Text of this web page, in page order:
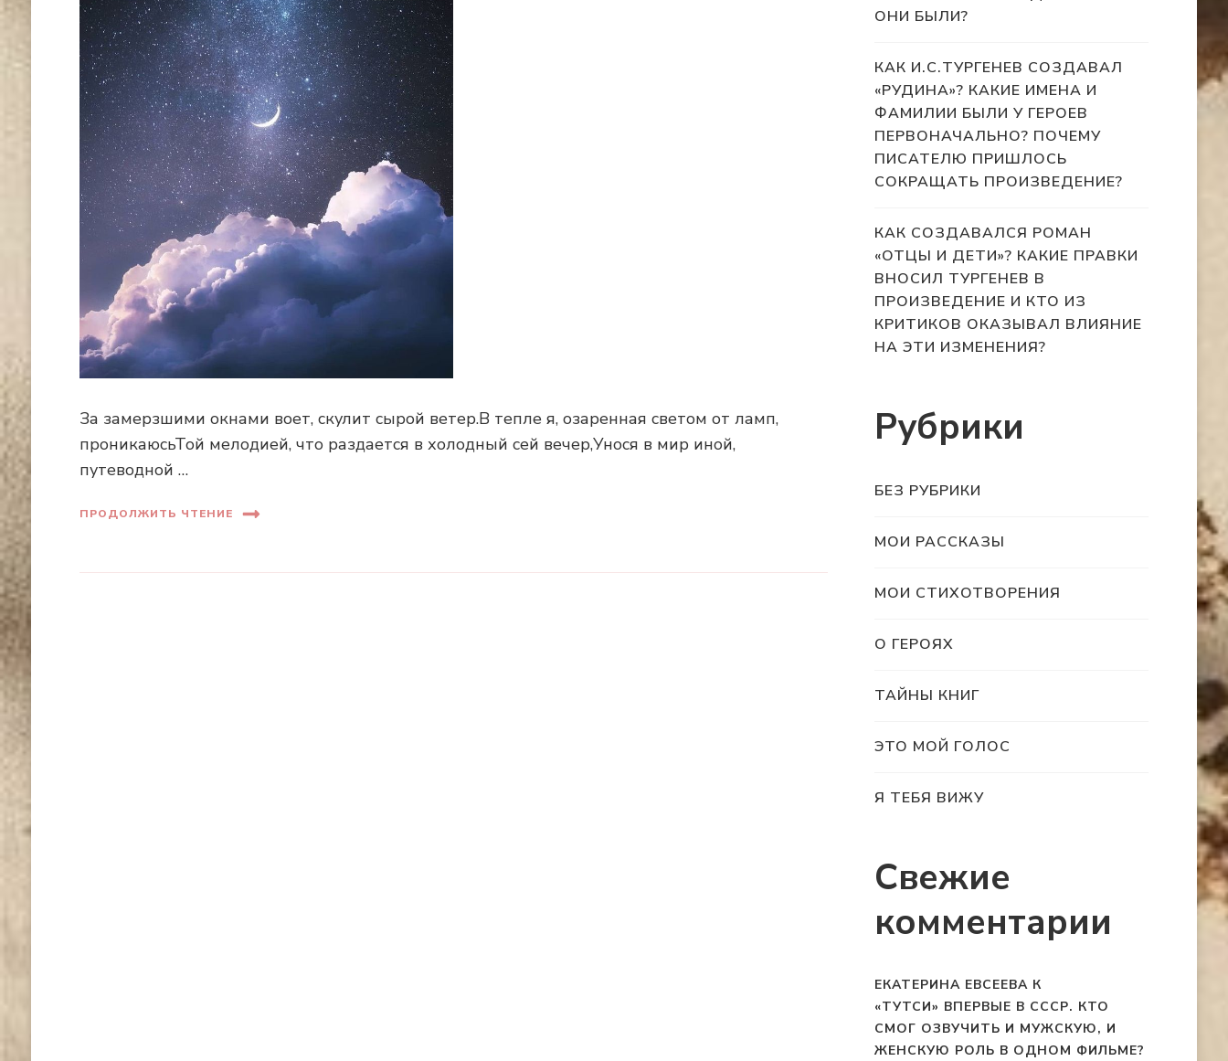
За замерзшими окнами воет, скулит сырой ветер.В тепле я, озаренная светом от ламп,
проникаюсьТой мелодией, что раздается в холодный сей вечер,Унося в мир иной,
путеводной …
ПРОДОЛЖИТЬ ЧТЕНИЕ
ОНИ БЫЛИ?
КАК И.С.ТУРГЕНЕВ СОЗДАВАЛ
«РУДИНА»? КАКИЕ ИМЕНА И
ФАМИЛИИ БЫЛИ У ГЕРОЕВ
ПЕРВОНАЧАЛЬНО? ПОЧЕМУ
ПИСАТЕЛЮ ПРИШЛОСЬ
СОКРАЩАТЬ ПРОИЗВЕДЕНИЕ?
КАК СОЗДАВАЛСЯ РОМАН
«ОТЦЫ И ДЕТИ»? КАКИЕ ПРАВКИ
ВНОСИЛ ТУРГЕНЕВ В
ПРОИЗВЕДЕНИЕ И КТО ИЗ
КРИТИКОВ ОКАЗЫВАЛ ВЛИЯНИЕ
НА ЭТИ ИЗМЕНЕНИЯ?
Рубрики
БЕЗ РУБРИКИ
МОИ РАССКАЗЫ
МОИ СТИХОТВОРЕНИЯ
О ГЕРОЯХ
ТАЙНЫ КНИГ
ЭТО МОЙ ГОЛОС
Я ТЕБЯ ВИЖУ
Свежие
комментарии
ЕКАТЕРИНА ЕВСЕЕВАК
«ТУТСИ» ВПЕРВЫЕ В СССР. КТО
СМОГ ОЗВУЧИТЬ И МУЖСКУЮ, И
ЖЕНСКУЮ РОЛЬ В ОДНОМ ФИЛЬМЕ?